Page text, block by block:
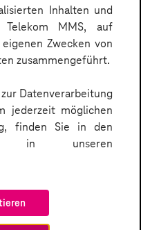
Inhalten und
MMS, auf
Zwecken von
zusammengeführt.
Datenverarbeitung
jederzeit möglichen
finden Sie in den
in unseren
Schritte, um
Vertrauen zu
gestalten – inklusive